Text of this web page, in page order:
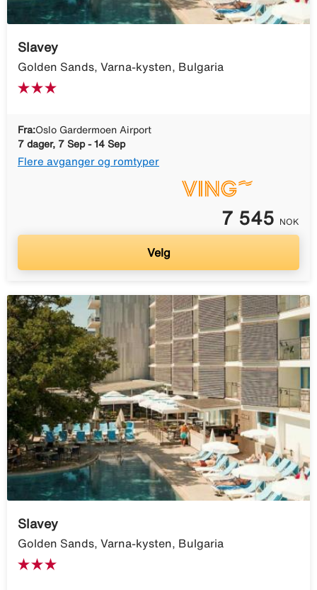
Slavey
Golden Sands, Varna-kysten, Bulgaria
Fra:Oslo Gardermoen Airport
7 dager, 7 Sep - 14 Sep
Flere avganger og romtyper
7 545 NOK
Velg
Slavey
Golden Sands, Varna-kysten, Bulgaria